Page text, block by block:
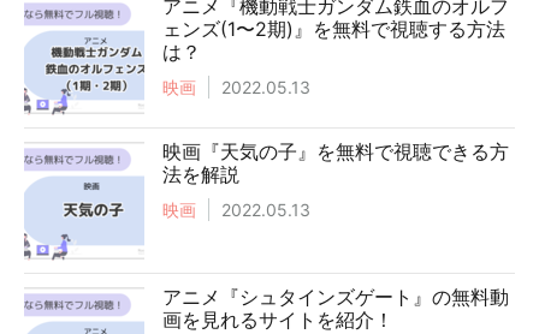
アニメ『機動戦士ガンダム鉄血のオルフ
ェンズ(1〜2期)』を無料で視聴する方法
は？
映画 2022.05.13
映画『天気の子』を無料で視聴できる方
法を解説
映画 2022.05.13
アニメ『シュタインズゲート』の無料動
画を見れるサイトを紹介！